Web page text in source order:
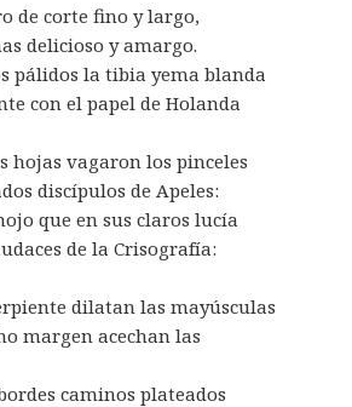
de corte fino y largo,
delicioso y amargo.
pálidos la tibia yema blanda
con el papel de Holanda
hojas vagaron los pinceles
discípulos de Apeles:
que en sus claros lucía
de la Crisografía:
dilatan las mayúsculas
margen acechan las
caminos plateados